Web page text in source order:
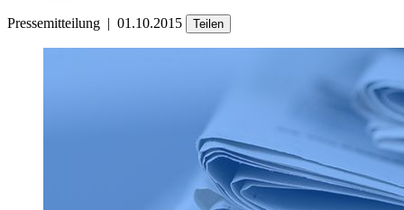
Pressemitteilung | 01.10.2015 Teilen